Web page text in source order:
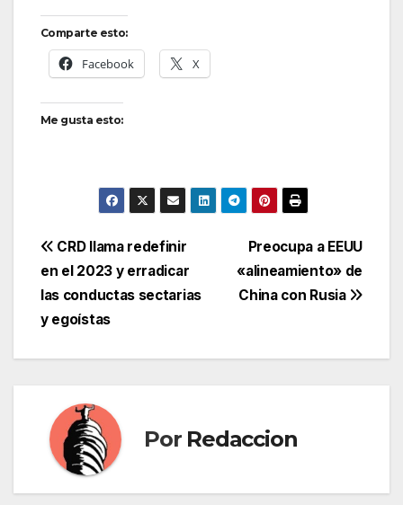
Comparte esto:
Facebook X
Me gusta esto:
Navegación
de
entradas
Preocupa a EEUU
«alineamiento» de
China con Rusia
CRD llama redefinir
en el 2023 y erradicar
las conductas sectarias
y egoístas
Por Redaccion